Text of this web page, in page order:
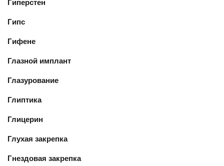
Гиперстен
Гипс
Гифене
Глазной имплант
Глазурование
Глиптика
Глицерин
Глухая закрепка
Гнездовая закрепка